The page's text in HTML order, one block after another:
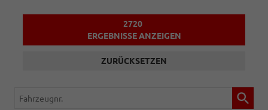
2720
ERGEBNISSE ANZEIGEN
ZURÜCKSETZEN
Fahrzeugnr.